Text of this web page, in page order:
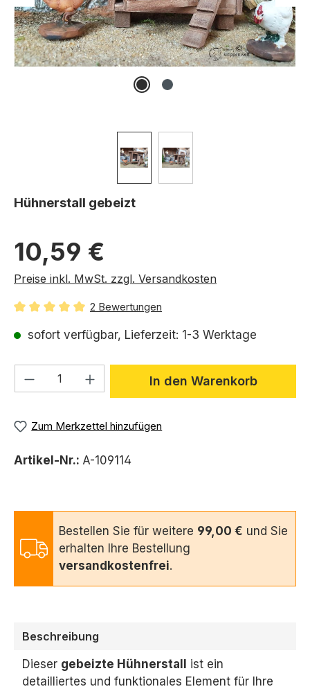
Hühnerstall gebeizt
Regulärer Preis:
10,59 €
Preise inkl. MwSt. zzgl. Versandkosten
2 Bewertungen
sofort verfügbar, Lieferzeit: 1-3 Werktage
Produkt Anzahl: Gib denIn den Warenkorb
Zum Merkzettel hinzufügen
Artikel-Nr.: A-109114
Bestellen Sie für weitere 99,00 € und Sie
erhalten Ihre Bestellung
versandkostenfrei.
Beschreibung
Dieser gebeizte Hühnerstall ist ein
detailliertes und funktionales Element für Ihre